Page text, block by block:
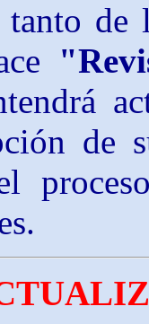
tanto de
de